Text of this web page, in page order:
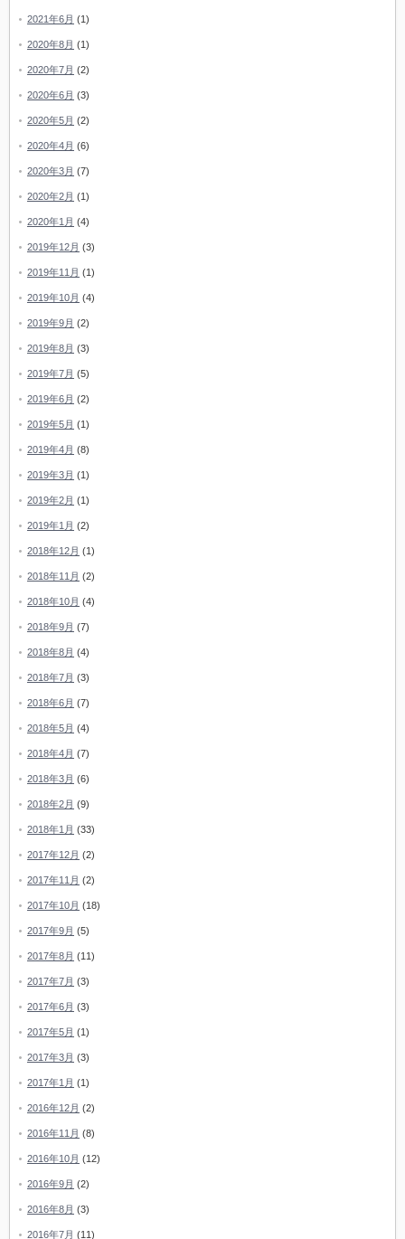
2021年6月 (1)
2020年8月 (1)
2020年7月 (2)
2020年6月 (3)
2020年5月 (2)
2020年4月 (6)
2020年3月 (7)
2020年2月 (1)
2020年1月 (4)
2019年12月 (3)
2019年11月 (1)
2019年10月 (4)
2019年9月 (2)
2019年8月 (3)
2019年7月 (5)
2019年6月 (2)
2019年5月 (1)
2019年4月 (8)
2019年3月 (1)
2019年2月 (1)
2019年1月 (2)
2018年12月 (1)
2018年11月 (2)
2018年10月 (4)
2018年9月 (7)
2018年8月 (4)
2018年7月 (3)
2018年6月 (7)
2018年5月 (4)
2018年4月 (7)
2018年3月 (6)
2018年2月 (9)
2018年1月 (33)
2017年12月 (2)
2017年11月 (2)
2017年10月 (18)
2017年9月 (5)
2017年8月 (11)
2017年7月 (3)
2017年6月 (3)
2017年5月 (1)
2017年3月 (3)
2017年1月 (1)
2016年12月 (2)
2016年11月 (8)
2016年10月 (12)
2016年9月 (2)
2016年8月 (3)
2016年7月 (11)